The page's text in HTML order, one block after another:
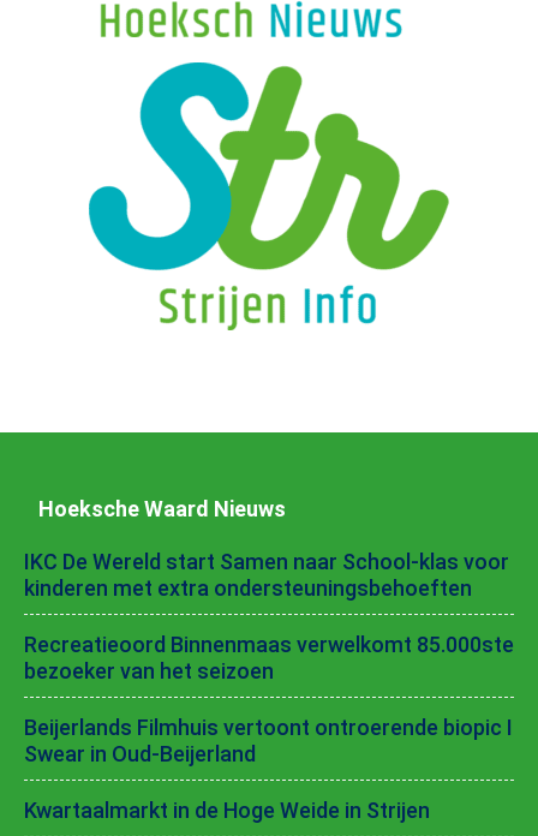
Hoeksche Waard Nieuws
IKC De Wereld start Samen naar School-klas voor
kinderen met extra ondersteuningsbehoeften
Recreatieoord Binnenmaas verwelkomt 85.000ste
bezoeker van het seizoen
Beijerlands Filmhuis vertoont ontroerende biopic I
Swear in Oud-Beijerland
Kwartaalmarkt in de Hoge Weide in Strijen